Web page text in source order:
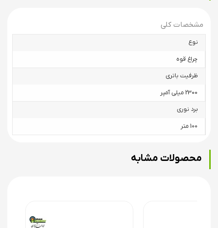
های معدنی ، دیدن حشراتی مانند عقرب و عنکبوت ، بررسی اتاق هتل ، یافتن
مشخصات کلی
نوع
چراغ قوه
ظرفیت باتری
2300 میلی آمپر
برد نوری
100 متر
محصولات مشابه